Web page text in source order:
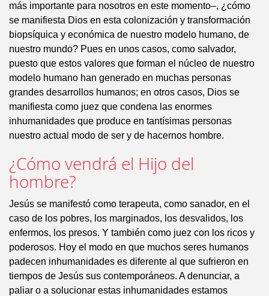
más importante para nosotros en este momento–, ¿cómo
se manifiesta Dios en esta colonización y transformación
biopsíquica y económica de nuestro modelo humano, de
nuestro mundo? Pues en unos casos, como salvador,
puesto que estos valores que forman el núcleo de nuestro
modelo humano han generado en muchas personas
grandes desarrollos humanos; en otros casos, Dios se
manifiesta como juez que condena las enormes
inhumanidades que produce en tantísimas personas
nuestro actual modo de ser y de hacernos hombre.
¿Cómo vendrá el Hijo del
hombre?
Jesús se manifestó como terapeuta, como sanador, en el
caso de los pobres, los marginados, los desvalidos, los
enfermos, los presos. Y también como juez con los ricos y
poderosos. Hoy el modo en que muchos seres humanos
padecen inhumanidades es diferente al que sufrieron en
tiempos de Jesús sus contemporáneos. A denunciar, a
paliar o a solucionar estas inhumanidades estamos